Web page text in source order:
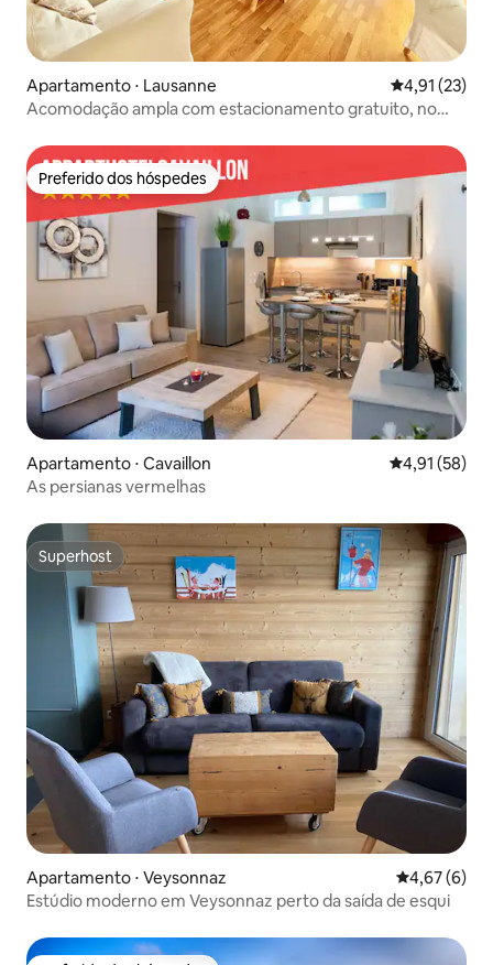
Apartamento ⋅ Lausanne 4,91 de uma
4,91 (23)
Acomodação ampla com estacionamento gratuito, no
Preferido dos hóspedes
Preferido dos hóspedes
Apartamento ⋅ Cavaillon 4,91 de uma
4,91 (58)
As persianas vermelhas
Superhost
Superhost
Apartamento ⋅ Veysonnaz 4,67 de uma
4,67 (6)
Estúdio moderno em Veysonnaz perto da saída de esqui